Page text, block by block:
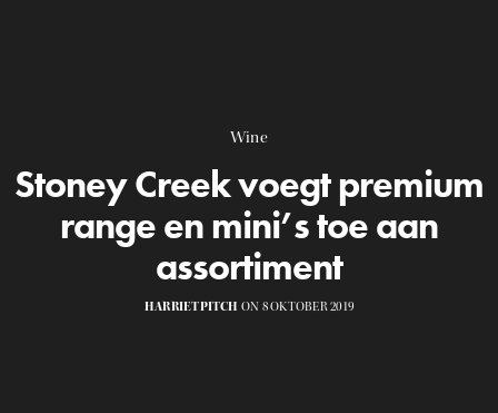
Wine
Stoney Creek voegt premium
range en mini’s toe aan
assortiment
HARRIETPITCH ON 8 OKTOBER 2019